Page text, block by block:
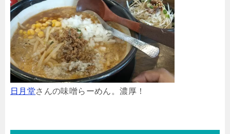
日月堂さんの味噌らーめん。濃厚！